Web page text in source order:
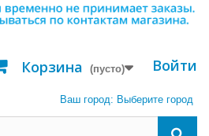
Войти
Корзина (пусто)
Ваш город: Выберите город